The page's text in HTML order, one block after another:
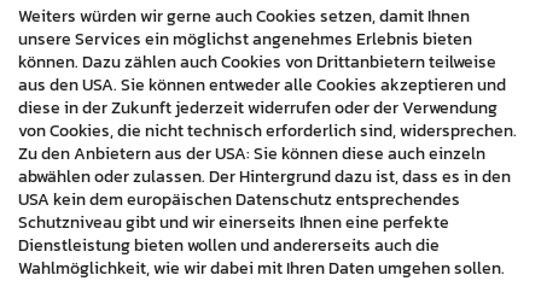
mit Sitz in Korneuburg blickt auf über 30 Jahre
Branchenerfahrung zurück. Seit seiner Gründung 1989
kümmert sich der Betrieb um den Bau von
schlüsselfertigen Betriebsgebäuden und der
Liegenschaftsentwicklung.
www.betriebsbau.at
Weiters würden wir gerne auch Cookies setzen, damit Ihnen
unsere Services ein möglichst angenehmes Erlebnis bieten
können. Dazu zählen auch Cookies von Drittanbietern teilweise
aus den USA. Sie können entweder alle Cookies akzeptieren und
diese in der Zukunft jederzeit widerrufen oder der Verwendung
von Cookies, die nicht technisch erforderlich sind, widersprechen.
Zu den Anbietern aus der USA: Sie können diese auch einzeln
abwählen oder zulassen. Der Hintergrund dazu ist, dass es in den
USA kein dem europäischen Datenschutz entsprechendes
Schutzniveau gibt und wir einerseits Ihnen eine perfekte
Dienstleistung bieten wollen und andererseits auch die
Wahlmöglichkeit, wie wir dabei mit Ihren Daten umgehen sollen.